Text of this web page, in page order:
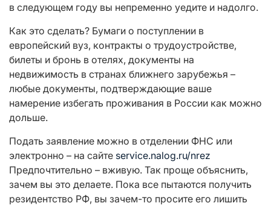
в следующем году вы непременно уедите и надолго.
Как это сделать? Бумаги о поступлении в
европейский вуз, контракты о трудоустройстве,
билеты и бронь в отелях, документы на
недвижимость в странах ближнего зарубежья –
любые документы, подтверждающие ваше
намерение избегать проживания в России как можно
дольше.
Подать заявление можно в отделении ФНС или
электронно – на сайте service.nalog.ru/nrez
Предпочтительно – вживую. Так проще объяснить,
зачем вы это делаете. Пока все пытаются получить
резидентство РФ, вы зачем-то просите его лишить